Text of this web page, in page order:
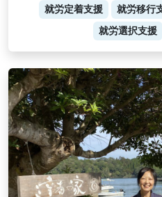
就労定着支援 就労移行
就労選択支援